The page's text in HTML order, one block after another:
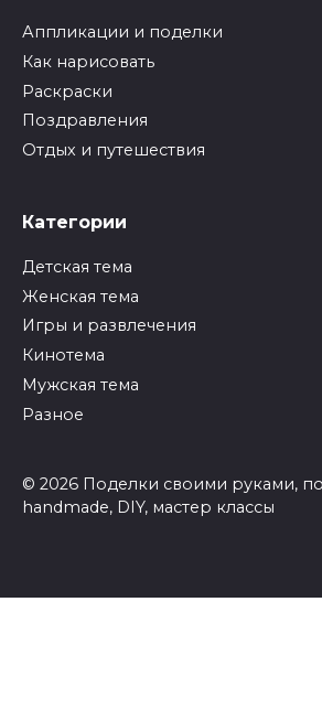
Аппликации и поделки
Как нарисовать
Раскраски
Поздравления
Отдых и путешествия
Категории
Детская тема
Женская тема
Игры и развлечения
Кинотема
Мужская тема
Разное
© 2026 Поделки своими руками,
handmade, DIY, мастер классы